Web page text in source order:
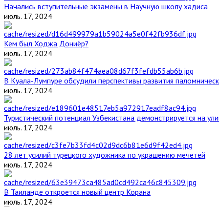
Начались вступительные экзамены в Научную школу хадиса
июль. 17, 2024
Кем был Ходжа Дониёр?
июль. 17, 2024
В Куала-Лумпуре обсудили перспективы развития
июль. 17, 2024
Туристический потенциал Узбекистана демонстрируется на
июль. 17, 2024
28 лет усилий турецкого художника по украшению мечетей
июль. 17, 2024
В Таиланде откроется новый центр Корана
июль. 17, 2024